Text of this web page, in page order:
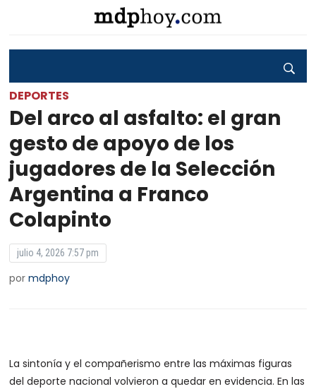
DEPORTES
Del arco al asfalto: el gran
gesto de apoyo de los
jugadores de la Selección
Argentina a Franco
Colapinto
julio 4, 2026 7:57 pm
pormdphoy
La sintonía y el compañerismo entre las máximas figuras
del deporte nacional volvieron a quedar en evidencia. En las